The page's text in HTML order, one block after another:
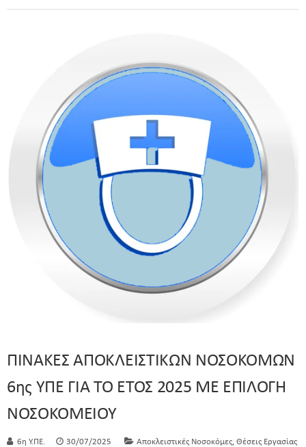
ΠΙΝΑΚΕΣ ΑΠΟΚΛΕΙΣΤΙΚΩΝ ΝΟΣΟΚΟΜΩΝ
6ης ΥΠΕ ΓΙΑ ΤΟ ΕΤΟΣ 2025 ΜΕ ΕΠΙΛΟΓΗ
ΝΟΣΟΚΟΜΕΙΟΥ
6η Υ.ΠΕ. 30/07/2025 Αποκλειστικές Νοσοκόμες Θέσεις Εργασίας